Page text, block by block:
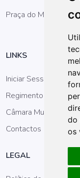
do
os
Praça do Município,
LINKS
Iniciar Sessão
Regimento da AM
Câmara Municipal
Contactos
LEGAL